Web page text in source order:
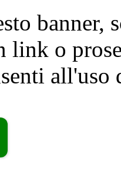
banner,
link o
all'uso